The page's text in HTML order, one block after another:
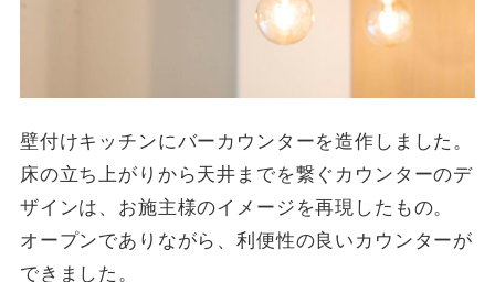
壁付けキッチンにバーカウンターを造作しました。
床の立ち上がりから天井までを繋ぐカウンターのデ
ザインは、お施主様のイメージを再現したもの。
オープンでありながら、利便性の良いカウンターが
できました。